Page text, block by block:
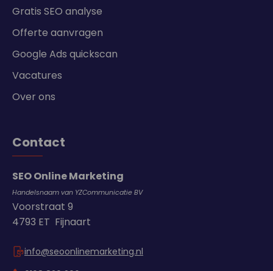
Gratis SEO analyse
Offerte aanvragen
Google Ads quickscan
Vacatures
Over ons
Contact
SEO Online Marketing
Handelsnaam van YZCommunicatie BV
Voorstraat 9
4793 ET Fijnaart
info@seoonlinemarketing.nl